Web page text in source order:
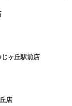
ヶ丘駅前店
店